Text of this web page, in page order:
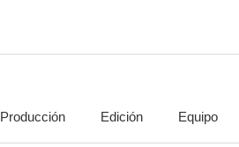
Producción Edición Equipo